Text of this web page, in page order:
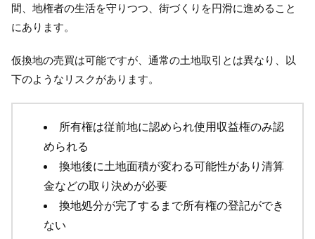
間、地権者の生活を守りつつ、街づくりを円滑に進めること
にあります。
仮換地の売買は可能ですが、通常の土地取引とは異なり、以
下のようなリスクがあります。
所有権は従前地に認められ使用収益権のみ認
められる
換地後に土地面積が変わる可能性があり清算
金などの取り決めが必要
換地処分が完了するまで所有権の登記ができ
ない